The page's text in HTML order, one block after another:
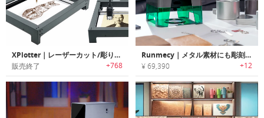
XPlotter｜レーザーカット/彫り付け可能なデスクトップ作図装置「Xプロッター」
販売終了 +768
Runmecy｜メタル素材にも彫刻できるハイスピードレーザーエングレーバー「ランメーシー」
¥ 69,390 +12